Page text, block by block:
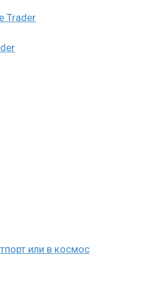
Trader
или в космос